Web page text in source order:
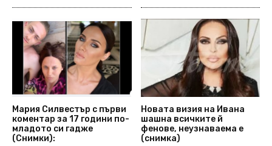
Мария Силвестър с първи
коментар за 17 години по-
младото си гадже
(Снимки):
Новата визия на Ивана
шашна всичките й
фенове, неузнаваема е
(снимка)